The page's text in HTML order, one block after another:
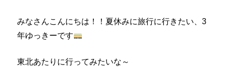
みなさんこんにちは！！夏休みに旅行に行きたい、3
年ゆっきーです
東北あたりに行ってみたいな～